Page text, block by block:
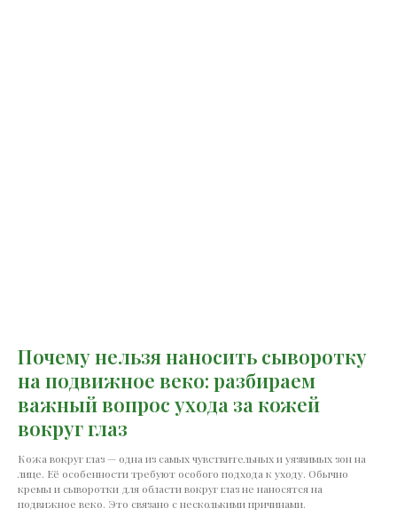
Почему нельзя наносить сыворотку
на подвижное веко: разбираем
важный вопрос ухода за кожей
вокруг глаз
Кожа вокруг глаз — одна из самых чувствительных и уязвимых зон на
лице. Её особенности требуют особого подхода к уходу. Обычно
кремы и сыворотки для области вокруг глаз не наносятся на
подвижное веко. Это связано с несколькими причинами.